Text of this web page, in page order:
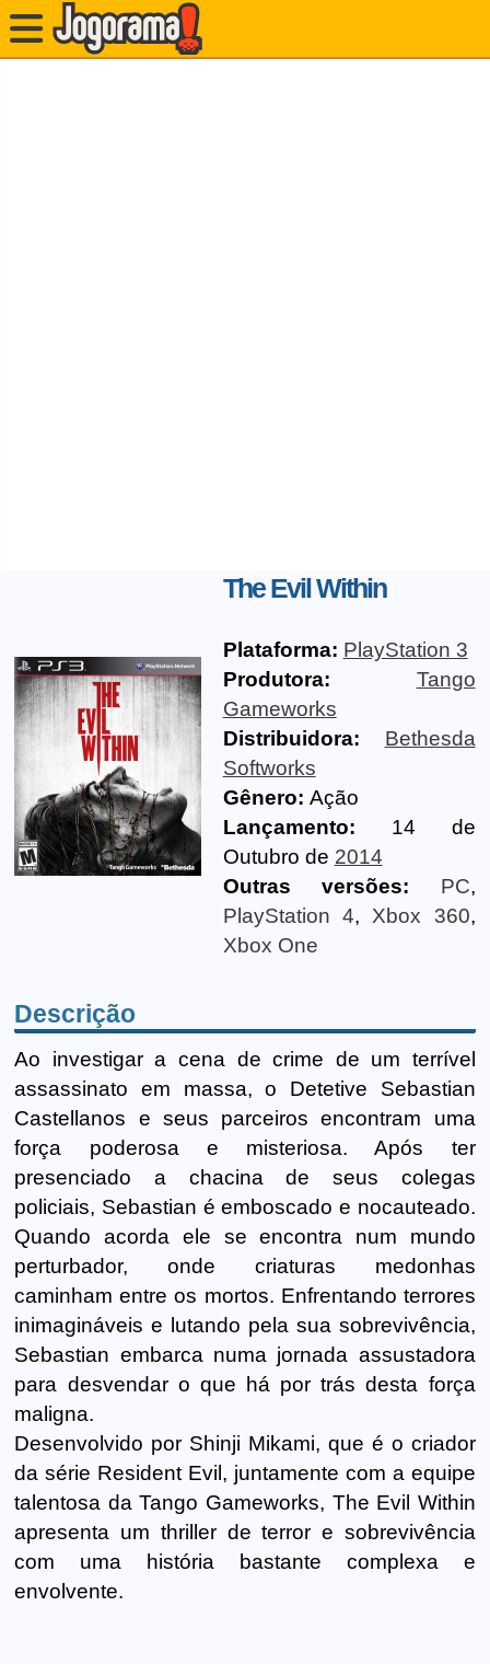
The Evil Within
Plataforma: PlayStation 3
Produtora:
Tango
Gameworks
Distribuidora:
Bethesda
Softworks
Gênero: Ação
Lançamento: 14 de
Outubro de 2014
Outras versões:
PC,
PlayStation 4, Xbox 360,
Xbox One
Descrição
Ao investigar a cena de crime de um terrível
assassinato em massa, o Detetive Sebastian
Castellanos e seus parceiros encontram uma
força poderosa e misteriosa. Após ter
presenciado a chacina de seus colegas
policiais, Sebastian é emboscado e nocauteado.
Quando acorda ele se encontra num mundo
perturbador, onde criaturas medonhas
caminham entre os mortos. Enfrentando terrores
inimagináveis e lutando pela sua sobrevivência,
Sebastian embarca numa jornada assustadora
para desvendar o que há por trás desta força
maligna.
Desenvolvido por Shinji Mikami, que é o criador
da série Resident Evil, juntamente com a equipe
talentosa da Tango Gameworks, The Evil Within
apresenta um thriller de terror e sobrevivência
com uma história bastante complexa e
envolvente.